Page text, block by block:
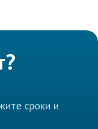
сроки и